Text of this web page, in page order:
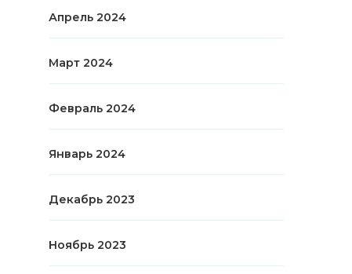
Апрель 2024
Март 2024
Февраль 2024
Январь 2024
Декабрь 2023
Ноябрь 2023